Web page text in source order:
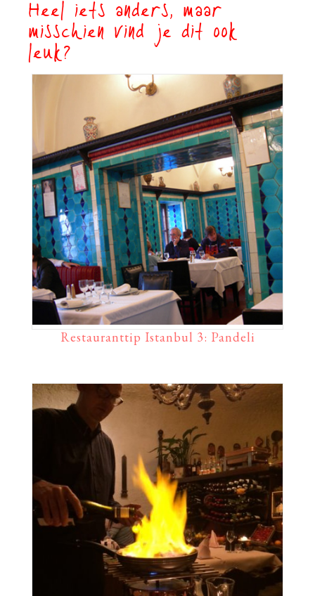
Heel iets anders, maar
misschien vind je dit ook
leuk?
Restauranttip Istanbul 3: Pandeli